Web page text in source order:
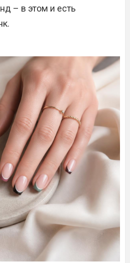
– в этом и есть